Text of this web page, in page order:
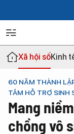
Xã hội sốKinh
60 NĂM THÀNH
TÂM HỖ TRỢ SINH
Mang
chồng vô